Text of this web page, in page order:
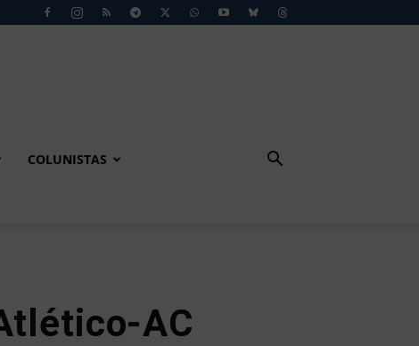
COLUNISTAS
AC